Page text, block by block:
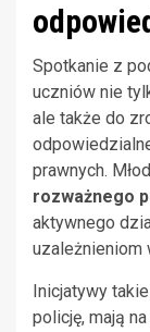
Spotkanie z
uczniów nie
ale także do
prawnych.
rozważnego
aktywnego
uzależnieniom
Inicjatywy
policję, mają